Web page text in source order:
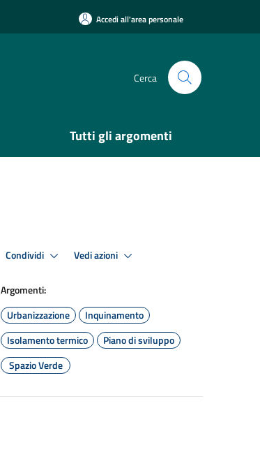
Accedi all'area personale
Cerca
Tutti gli argomenti
Condividi Vedi azioni
Argomenti:
Urbanizzazione
Inquinamento
Isolamento termico
Piano di sviluppo
Spazio Verde